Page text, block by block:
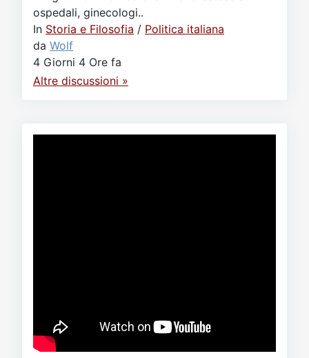
ospedali, ginecologi..
In Storia e Filosofia / Politica italiana
da Wolf
4 Giorni 4 Ore fa
Altre discussioni »